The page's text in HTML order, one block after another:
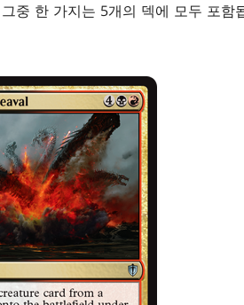
중 한 가지는 5개의 덱에 모두 포함